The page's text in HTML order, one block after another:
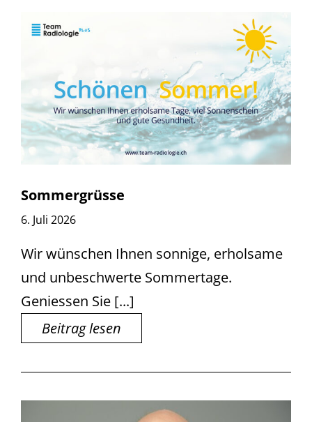
Sommergrüsse
6. Juli 2026
Wir wünschen Ihnen sonnige, erholsame
und unbeschwerte Sommertage.
Geniessen Sie [...]
Beitrag lesen